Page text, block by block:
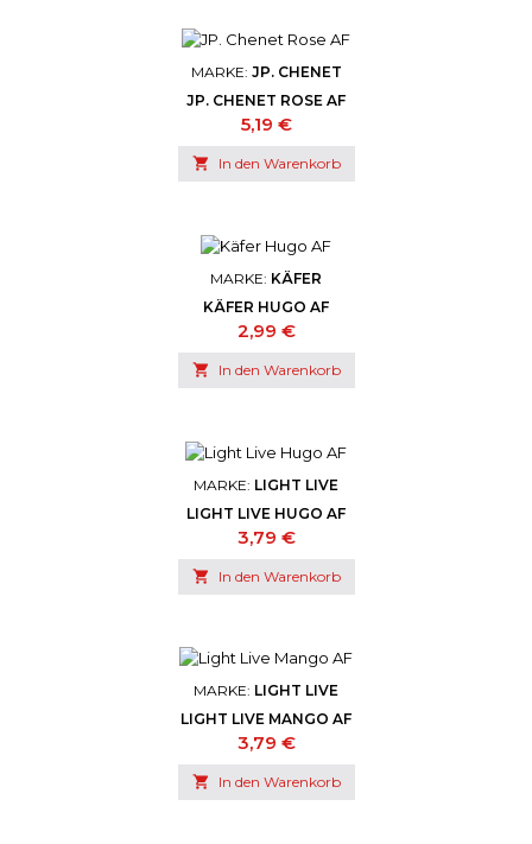
MARKE: JP. CHENET
JP. CHENET ROSE AF
Preis
5,19 €
 In den Warenkorb
MARKE: KÄFER
KÄFER HUGO AF
Preis
2,99 €
 In den Warenkorb
MARKE: LIGHT LIVE
LIGHT LIVE HUGO AF
Preis
3,79 €
 In den Warenkorb
MARKE: LIGHT LIVE
LIGHT LIVE MANGO AF
Preis
3,79 €
 In den Warenkorb